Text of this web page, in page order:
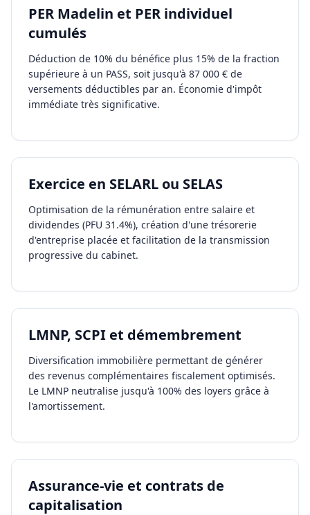
PER Madelin et PER individuel
cumulés
Déduction de 10% du bénéfice plus 15% de la fraction
supérieure à un PASS, soit jusqu'à 87 000 € de
versements déductibles par an. Économie d'impôt
immédiate très significative.
Exercice en SELARL ou SELAS
Optimisation de la rémunération entre salaire et
dividendes (PFU 31.4%), création d'une trésorerie
d'entreprise placée et facilitation de la transmission
progressive du cabinet.
LMNP, SCPI et démembrement
Diversification immobilière permettant de générer
des revenus complémentaires fiscalement optimisés.
Le LMNP neutralise jusqu'à 100% des loyers grâce à
l'amortissement.
Assurance-vie et contrats de
capitalisation